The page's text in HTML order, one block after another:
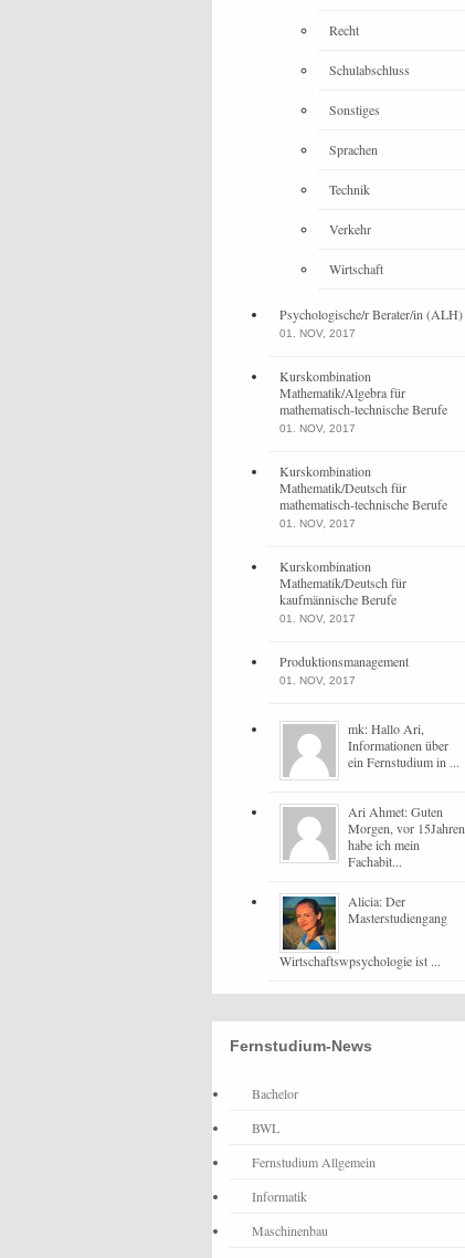
Recht
Schulabschluss
Sonstiges
Sprachen
Technik
Verkehr
Wirtschaft
Psychologische/r Berater/in (ALH)
01. NOV, 2017
Kurskombination
Mathematik/Algebra für
mathematisch-technische Berufe
01. NOV, 2017
Kurskombination
Mathematik/Deutsch für
mathematisch-technische Berufe
01. NOV, 2017
Kurskombination
Mathematik/Deutsch für
kaufmännische Berufe
01. NOV, 2017
Produktionsmanagement
01. NOV, 2017
mk: Hallo Ari,
Informationen über
ein Fernstudium in ...
Ari Ahmet: Guten
Morgen, vor 15Jahren
habe ich mein
Fachabit...
Alicia: Der
Masterstudiengang
Wirtschaftswpsychologie ist ...
Fernstudium-News
Bachelor
BWL
Fernstudium Allgemein
Informatik
Maschinenbau